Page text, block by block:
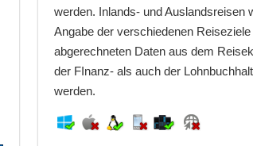
werden. Inlands- und Auslandsreisen
Angabe der verschiedenen
abgerechneten Daten aus dem
der FInanz- als auch der
werden.